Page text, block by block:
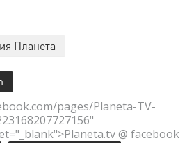
Планета
pages/Planeta-TV-
@ facebook